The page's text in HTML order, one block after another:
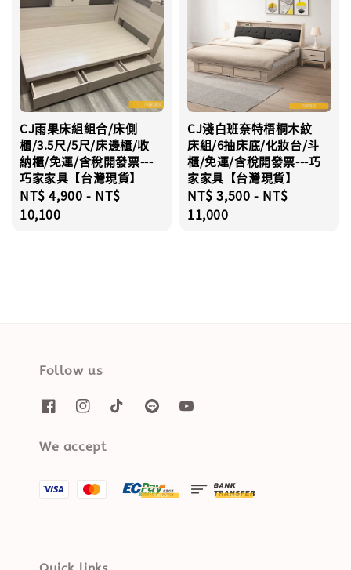
CJ雨果床組組合/床側
櫃/3.5尺/5尺/床邊櫃/收
納櫃/免運/含稅開發票---
巧家家具【台灣現貨】
Regular
price
NT$ 4,900 - NT$
10,100
CJ淺白班奈特梧桐木紋
床組/6抽床底/化妝台/斗
櫃/免運/含稅開發票---巧
家家具【台灣現貨】
Regular
price
NT$ 3,500 - NT$
11,000
Follow us
We accept